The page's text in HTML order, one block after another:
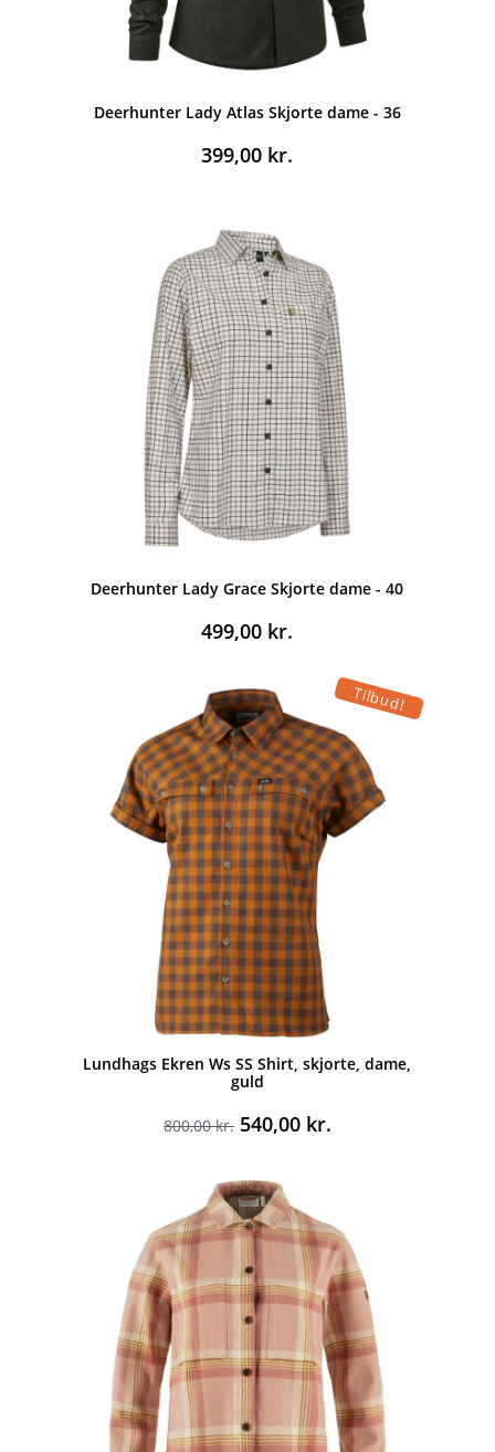
Deerhunter Lady Atlas Skjorte dame - 36
399,00 kr.
Deerhunter Lady Grace Skjorte dame - 40
499,00 kr.
Tilbud!
Lundhags Ekren Ws SS Shirt, skjorte, dame,
guld
800,00kr. Den
var:
800,00 kr..
540,00 kr.Den